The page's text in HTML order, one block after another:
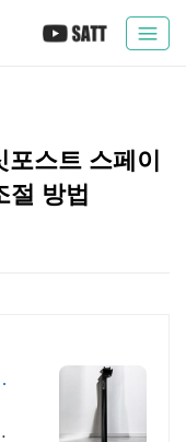
스트 스페이
절 방법